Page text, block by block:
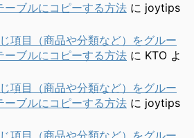
ーブルにコピーする方法 に joytips
項目（商品や分類など）をグルー
ーブルにコピーする方法 に KTO よ
項目（商品や分類など）をグルー
ーブルにコピーする方法 に joytips
項目（商品や分類など）をグルー